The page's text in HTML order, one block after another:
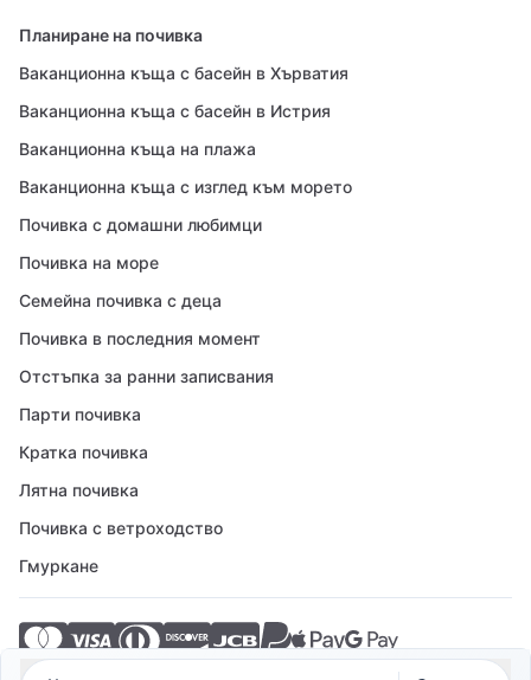
Планиране на почивка
Ваканционна къща с басейн в Хърватия
Ваканционна къща с басейн в Истрия
Ваканционна къща на плажа
Ваканционна къща с изглед към морето
Почивка с домашни любимци
Почивка на море
Семейна почивка с деца
Почивка в последния момент
Отстъпка за ранни записвания
Парти почивка
Кратка почивка
Лятна почивка
Почивка с ветроходство
Гмуркане
© 2026 Crovillas GmbH